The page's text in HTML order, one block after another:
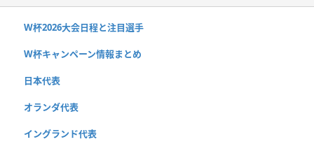
W杯2026大会日程と注目選手
W杯キャンペーン情報まとめ
日本代表
オランダ代表
イングランド代表